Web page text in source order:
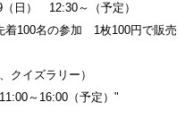
（日） 12:30～（予定）
着100名の参加 1枚100円で販売
、クイズラリー）
～16:00（予定）"